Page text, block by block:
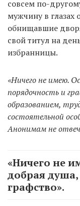
совсем по-
мужчину в глазах
обнищавшие
свой титул на
избранницы.
«Ничего не имею.
порядочность и
образованием,
состоятельной
Анонимам не
«Ничего не
добрая
графство».